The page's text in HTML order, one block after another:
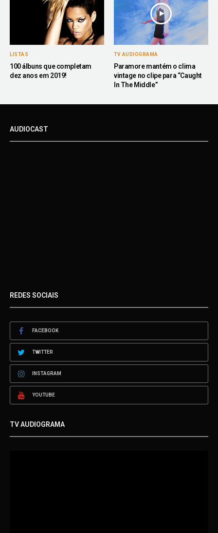
LISTAS
100 álbuns que completam
dez anos em 2019!
TV AUDIOGRAMA
Paramore mantém o clima
vintage no clipe para “Caught
In The Middle”
AUDIOCAST
REDES SOCIAIS
FACEBOOK
TWITTER
INSTAGRAM
YOUTUBE
TV AUDIOGRAMA